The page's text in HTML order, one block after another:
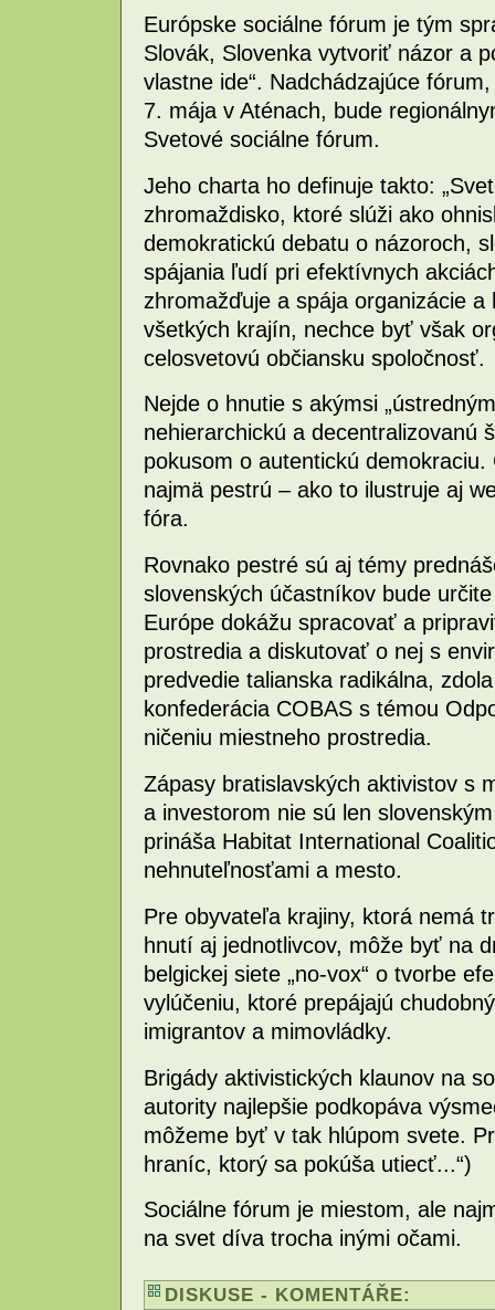
Európske sociálne fórum je tým
Slovák, Slovenka vytvoriť názor a
vlastne ide“. Nadchádzajúce
7. mája v Aténach, bude
Svetové sociálne fórum.
Jeho charta ho definuje takto:
zhromaždisko, ktoré slúži ako
demokratickú debatu o názoroch,
spájania ľudí pri efektívnych
zhromažďuje a spája organizácie
všetkých krajín, nechce byť však
celosvetovú občiansku spoločnosť.
Nejde o hnutie s akýmsi
nehierarchickú a decentralizovanú
pokusom o autentickú
najmä pestrú – ako to ilustruje aj
fóra.
Rovnako pestré sú aj témy
slovenských účastníkov bude
Európe dokážu spracovať a
prostredia a diskutovať o nej s
predvedie talianska radikálna,
konfederácia COBAS s témou
ničeniu miestneho prostredia.
Zápasy bratislavských aktivistov s
a investorom nie sú len
prináša Habitat International
nehnuteľnosťami a mesto.
Pre obyvateľa krajiny, ktorá nemá
hnutí aj jednotlivcov, môže byť na
belgickej siete „no-vox“ o tvorbe
vylúčeniu, ktoré prepájajú
imigrantov a mimovládky.
Brigády aktivistických klaunov na
autority najlepšie podkopáva
môžeme byť v tak hlúpom svete.
hraníc, ktorý sa pokúša utiecť...“)
Sociálne fórum je miestom, ale
na svet díva trocha inými očami.
DISKUSE - KOMENTÁŘE: